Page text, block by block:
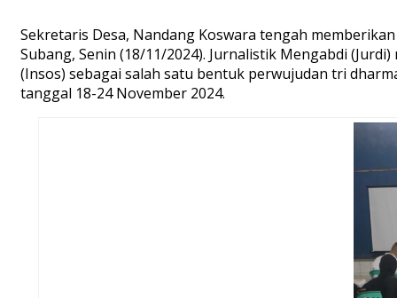
Sekretaris Desa, Nandang Koswara tengah
Subang, Senin (18/11/2024). Jurnalistik Mengabdi
(Insos) sebagai salah satu bentuk perwujudan tri
tanggal 18-24 November 2024.